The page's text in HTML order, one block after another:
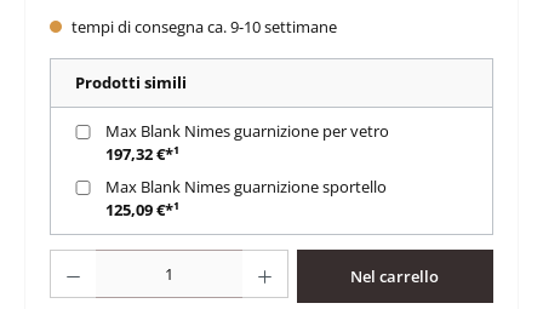
tempi di consegna ca. 9-10 settimane
Prodotti simili
Max Blank Nimes guarnizione per vetro
197,32 €*¹
Max Blank Nimes guarnizione sportello
125,09 €*¹
Nel carrello